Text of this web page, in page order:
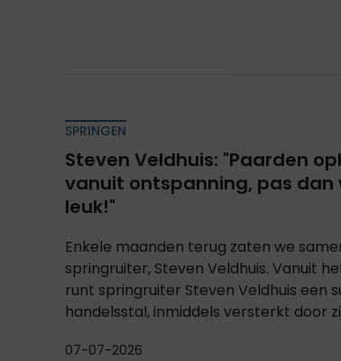
SPRINGEN
Steven Veldhuis: "Paarden
vanuit ontspanning, pas
leuk!"
Enkele maanden terug zaten we
springruiter, Steven Veldhuis. Vanuit
runt springruiter Steven Veldhuis een
handelsstal, inmiddels versterkt door
07-07-2026